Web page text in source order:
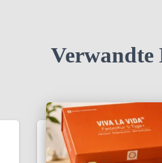
Verwandte